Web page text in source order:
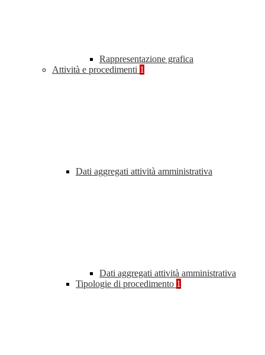
Rappresentazione grafica
Attività e procedimenti 1
Dati aggregati attività amministrativa
Dati aggregati attività amministrativa
Tipologie di procedimento 1